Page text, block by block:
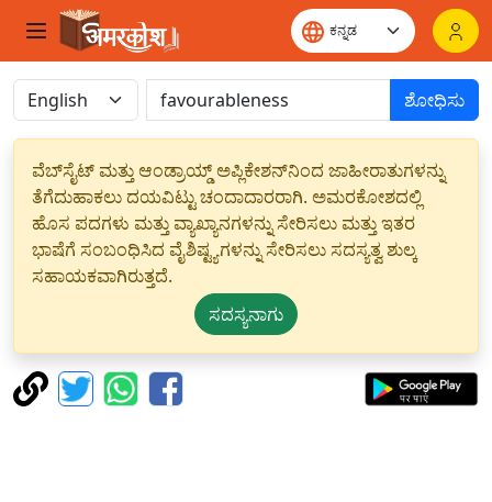
ಶೋಧಿಸು
ವೆಬ್‌ಸೈಟ್ ಮತ್ತು ಆಂಡ್ರಾಯ್ಡ್ ಅಪ್ಲಿಕೇಶನ್‌ನಿಂದ ಜಾಹೀರಾತುಗಳನ್ನು
ತೆಗೆದುಹಾಕಲು ದಯವಿಟ್ಟು ಚಂದಾದಾರರಾಗಿ. ಅಮರಕೋಶದಲ್ಲಿ
ಹೊಸ ಪದಗಳು ಮತ್ತು ವ್ಯಾಖ್ಯಾನಗಳನ್ನು ಸೇರಿಸಲು ಮತ್ತು ಇತರ
ಭಾಷೆಗೆ ಸಂಬಂಧಿಸಿದ ವೈಶಿಷ್ಟ್ಯಗಳನ್ನು ಸೇರಿಸಲು ಸದಸ್ಯತ್ವ ಶುಲ್ಕ
ಸಹಾಯಕವಾಗಿರುತ್ತದೆ.
ಸದಸ್ಯನಾಗು